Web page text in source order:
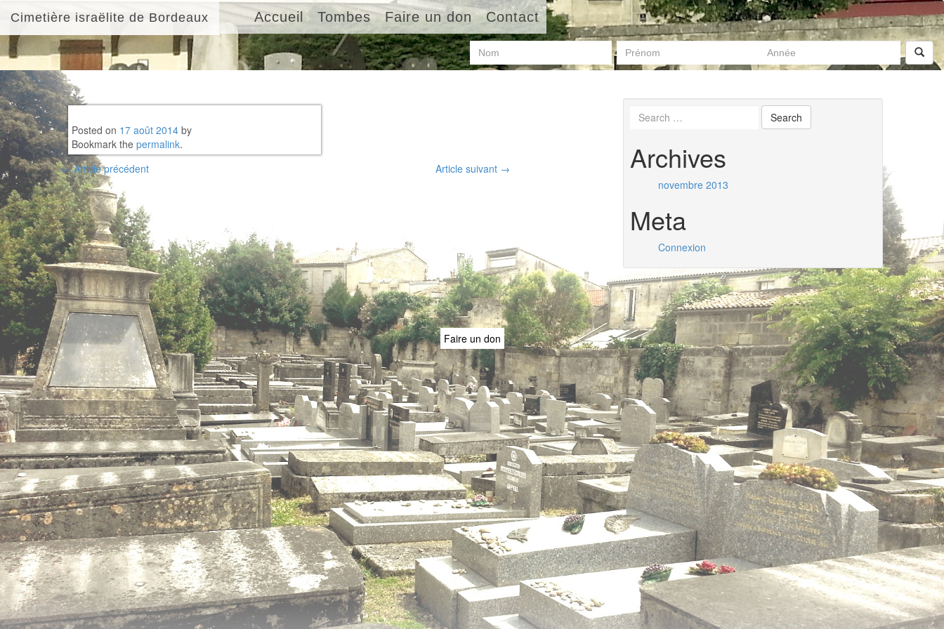
Cimetière israëlite de Bordeaux Accueil Tombes Faire un don Contact
Posted on 17 août 2014 by
Bookmark the permalink.
Post
navigation
←Article précédent Article suivant → Archives
novembre 2013
Meta
Connexion
Faire un don